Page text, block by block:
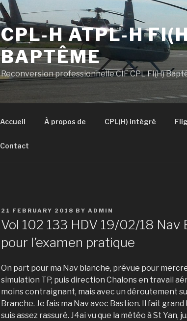
CPL-H ATPL-H
BAPTÊME
Reconversion professionnelle CIF CPL FI(H)
Accueil À propos de CPL(H) intégré
Contact
POSTED
ON
21 FEBRUARY 2018 BY ADMIN
Vol 102 133 HDV 19/02/18 Nav
pour l’examen pratique
On part pour ma Nav blanche, prévue pour
simulation TP, puis direction Chalons en travail
moins contraignant, mais avec un déroutement
Branche. Je fais ma Nav avec Bastien. Il fait grand
suis assez rassuré. J4ai vu que la météo à St Yan,